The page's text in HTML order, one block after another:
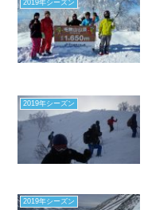
2019年シーズン
2019年シーズン
2019年シーズン